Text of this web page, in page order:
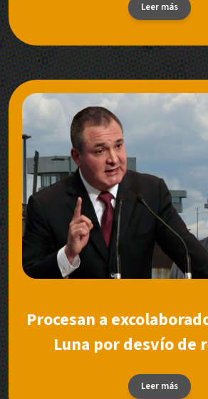
Leer más
Procesan a
Luna por desvío de
Leer más